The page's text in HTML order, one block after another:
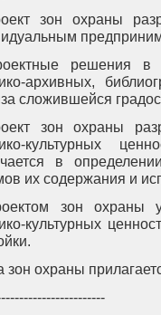
зон охраны
решения в
архивных,
сложившейся
зон охраны
культурных
в
их содержания и
зон охраны
культурных
зон охраны